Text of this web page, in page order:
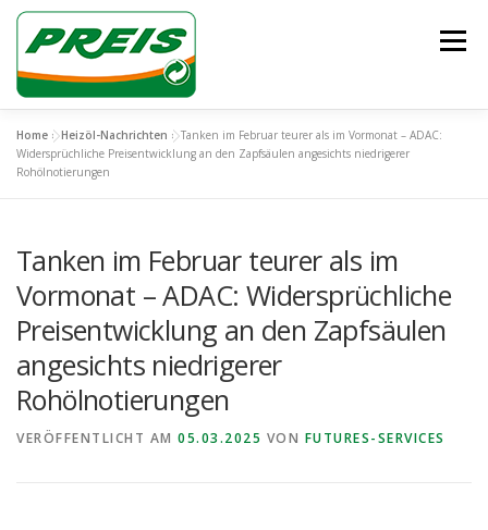
Zum
springen
Menü
ÜBER UNS HEIZÖL/DIESEL ENTSORGUNG
Home »Heizöl-Nachrichten »Tanken im Februar teurer als im Vormonat – ADAC:
Widersprüchliche Preisentwicklung an den Zapfsäulen angesichts niedrigerer
Rohölnotierungen
Tanken im Februar teurer als im
Vormonat – ADAC: Widersprüchliche
Preisentwicklung an den Zapfsäulen
angesichts niedrigerer
Rohölnotierungen
VERÖFFENTLICHT AM 05.03.2025 VON FUTURES-SERVICES